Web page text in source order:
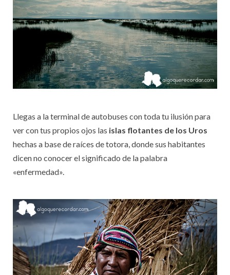
Llegas a la terminal de autobuses con toda tu ilusión para
ver con tus propios ojos las islas flotantes de los Uros
hechas a base de raíces de totora, donde sus habitantes
dicen no conocer el significado de la palabra
«enfermedad».